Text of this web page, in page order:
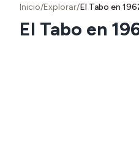
Inicio/Explorar/El Tabo en
El Tabo en